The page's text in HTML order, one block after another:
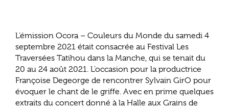
L’émission Ocora – Couleurs du Monde du samedi 4
septembre 2021 était consacrée au Festival Les
Traversées Tatihou dans la Manche, qui se tenait du
20 au 24 août 2021. L’occasion pour la productrice
Françoise Degeorge de rencontrer Sylvain GirO pour
évoquer le chant de le griffe. Avec en prime quelques
extraits du concert donné à la Halle aux Grains de